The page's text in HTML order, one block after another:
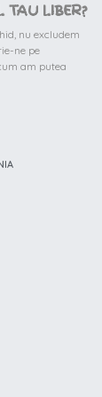
TAU LIBER?
nu excludem
ne pe
am putea